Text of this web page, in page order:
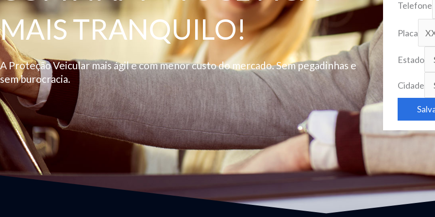
MAIS TRANQUILO!
A Proteção Veicular mais ágil e com menor custo do mercado. Sem pegadinhas e
sem burocracia.
Telefone
Placa
Estado
Cidade